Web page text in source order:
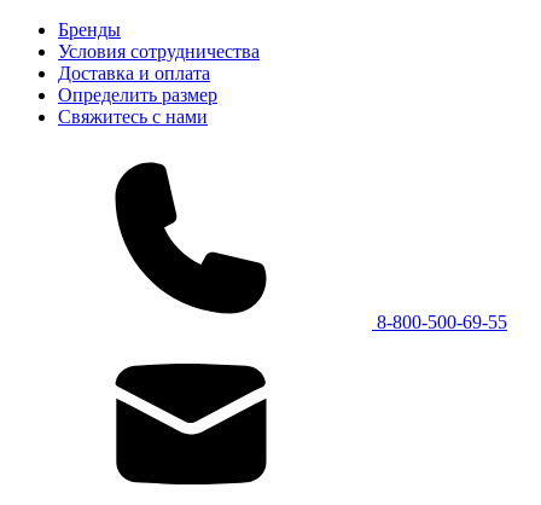
Бренды
Условия сотрудничества
Доставка и оплата
Определить размер
Свяжитесь с нами
8-800-500-69-55